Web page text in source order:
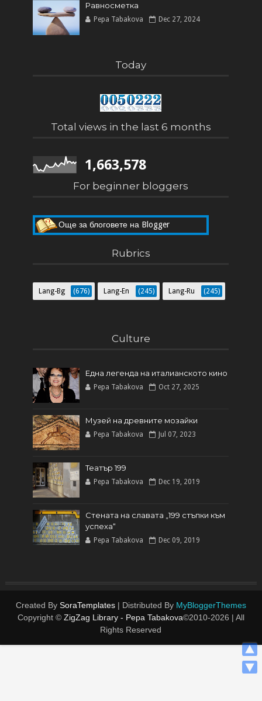
Равносметка
Pepa Tabakova Dec 27, 2024
Today
Total views in the last 6 months
1,663,578
For beginner bloggers
Още за блоговете на Blogger
Rubrics
Lang-Bg (676) Lang-En (245) Lang-Ru (245)
Culture
Една легенда на италианското кинo
Pepa Tabakova Oct 27, 2025
Музей на древните мозайки
Pepa Tabakova Jul 07, 2023
Театър 199
Pepa Tabakova Dec 19, 2019
Стената на славата „199 стъпки към
успеха“
Pepa Tabakova Dec 09, 2019
Created By SoraTemplates| Distributed By MyBloggerThemes
Copyright © ZigZag Library - Pepa Tabakova©2010-2026 | All
Rights Reserved